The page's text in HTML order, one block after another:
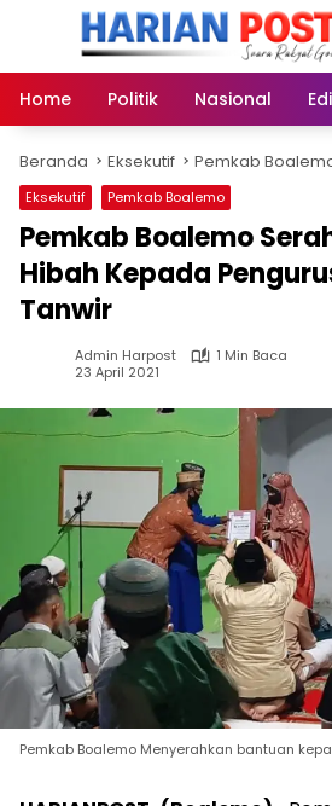
Home
Politik Nasional
Beranda Eksekutif Pemkab
Eksekutif Pemkab Boalemo
Pemkab Boalemo
Hibah Kepada
Tanwir
Admin Harpost
1 Min Baca
23 April 2021
Pemkab Boalemo Menyerahkan bantuan